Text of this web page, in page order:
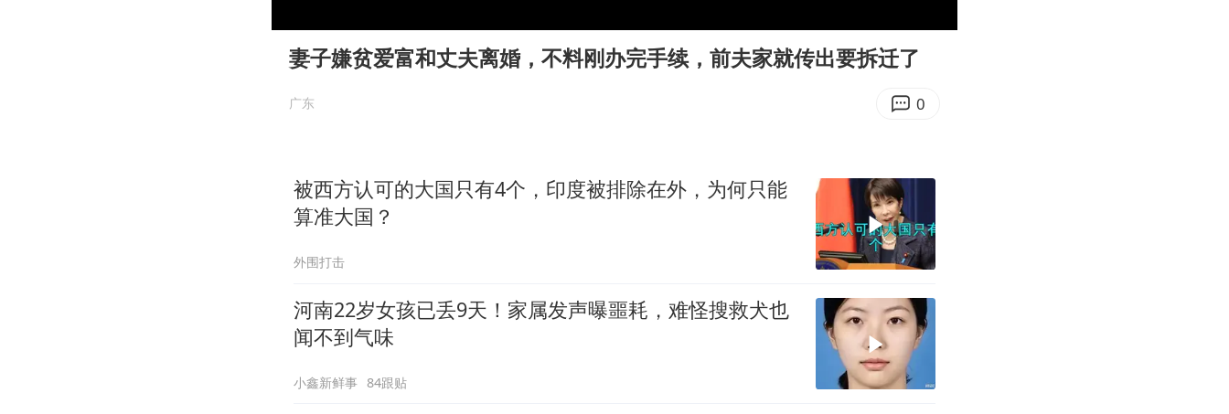
酒店回应车内过夜被收150元
杭州全市有序停课
夏日经济乘“热”而上 消费市场向“新”而行
妻子嫌贫爱富和丈夫离婚，不料刚办完手续，前夫家就传出要拆迁了
广东 0
被西方认可的大国只有4个，印度被排除在外，为何只能
算准大国？
外围打击
河南22岁女孩已丢9天！家属发声曝噩耗，难怪搜救犬也
闻不到气味
小鑫新鲜事 84跟贴